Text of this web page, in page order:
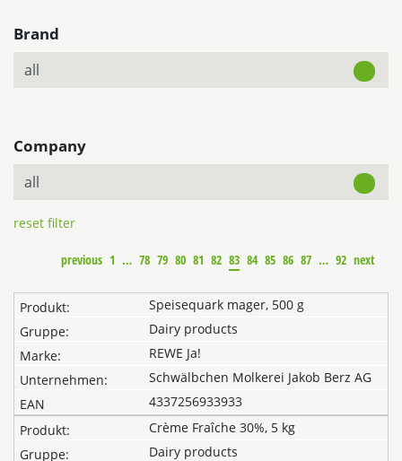
Brand
Company
reset filter
previous 1 … 78 79 80 81 82 83 84 85 86 87 … 92 next
Speisequark mager, 500 g
Dairy products
REWE Ja!
Schwälbchen Molkerei Jakob Berz AG
4337256933933
Crème Fraîche 30%, 5 kg
Dairy products